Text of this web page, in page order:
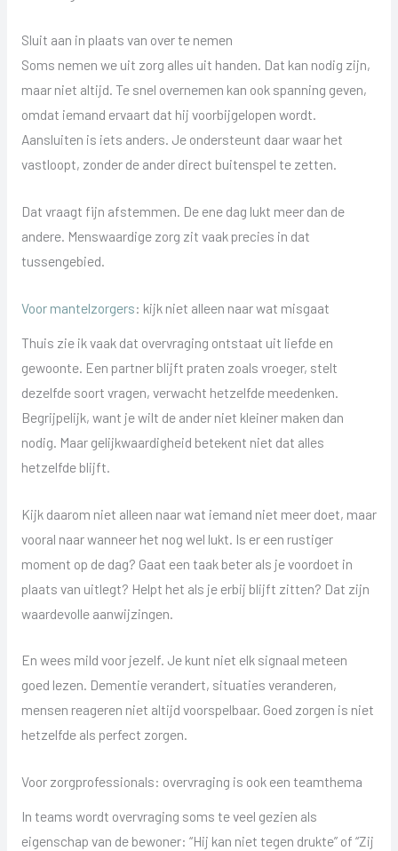
Sluit aan in plaats van over te nemen
Soms nemen we uit zorg alles uit handen. Dat kan nodig zijn,
maar niet altijd. Te snel overnemen kan ook spanning geven,
omdat iemand ervaart dat hij voorbijgelopen wordt.
Aansluiten is iets anders. Je ondersteunt daar waar het
vastloopt, zonder de ander direct buitenspel te zetten.
Dat vraagt fijn afstemmen. De ene dag lukt meer dan de
andere. Menswaardige zorg zit vaak precies in dat
tussengebied.
Voor mantelzorgers: kijk niet alleen naar wat misgaat
Thuis zie ik vaak dat overvraging ontstaat uit liefde en
gewoonte. Een partner blijft praten zoals vroeger, stelt
dezelfde soort vragen, verwacht hetzelfde meedenken.
Begrijpelijk, want je wilt de ander niet kleiner maken dan
nodig. Maar gelijkwaardigheid betekent niet dat alles
hetzelfde blijft.
Kijk daarom niet alleen naar wat iemand niet meer doet, maar
vooral naar wanneer het nog wel lukt. Is er een rustiger
moment op de dag? Gaat een taak beter als je voordoet in
plaats van uitlegt? Helpt het als je erbij blijft zitten? Dat zijn
waardevolle aanwijzingen.
En wees mild voor jezelf. Je kunt niet elk signaal meteen
goed lezen. Dementie verandert, situaties veranderen,
mensen reageren niet altijd voorspelbaar. Goed zorgen is niet
hetzelfde als perfect zorgen.
Voor zorgprofessionals: overvraging is ook een teamthema
In teams wordt overvraging soms te veel gezien als
eigenschap van de bewoner: “Hij kan niet tegen drukte” of “Zij